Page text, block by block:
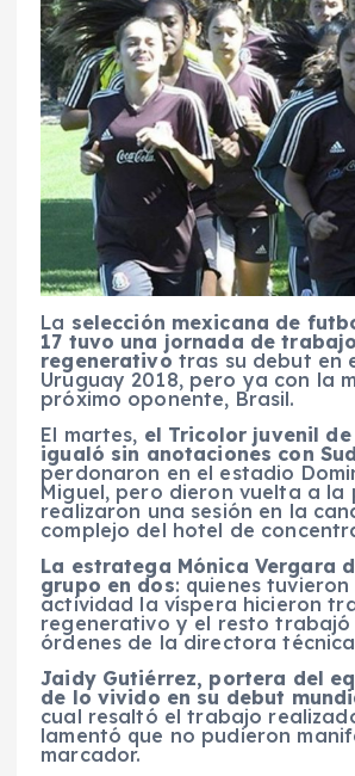
La selección mexicana de
17 tuvo una jornada de trabajo
regenerativo tras su debut en
Uruguay 2018, pero ya con la
próximo oponente, Brasil.
El martes, el Tricolor juvenil de
igualó sin anotaciones con
perdonaron en el estadio
Miguel, pero dieron vuelta a la
realizaron una sesión en la
complejo del hotel de
La estratega Mónica Vergara
grupo en dos: quienes
actividad la víspera hicieron
regenerativo y el resto trabajó
órdenes de la directora
Jaidy Gutiérrez, portera del
de lo vivido en su debut
cual resaltó el trabajo
lamentó que no pudieron
marcador.